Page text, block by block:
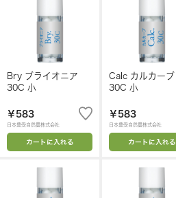
Bry ブライオニア
30C 小
￥583
日本豊受自然農株式会社
カートに入れる
Calc カルカーブ
30C 小
￥583
日本豊受自然農株式会社
カートに入れる